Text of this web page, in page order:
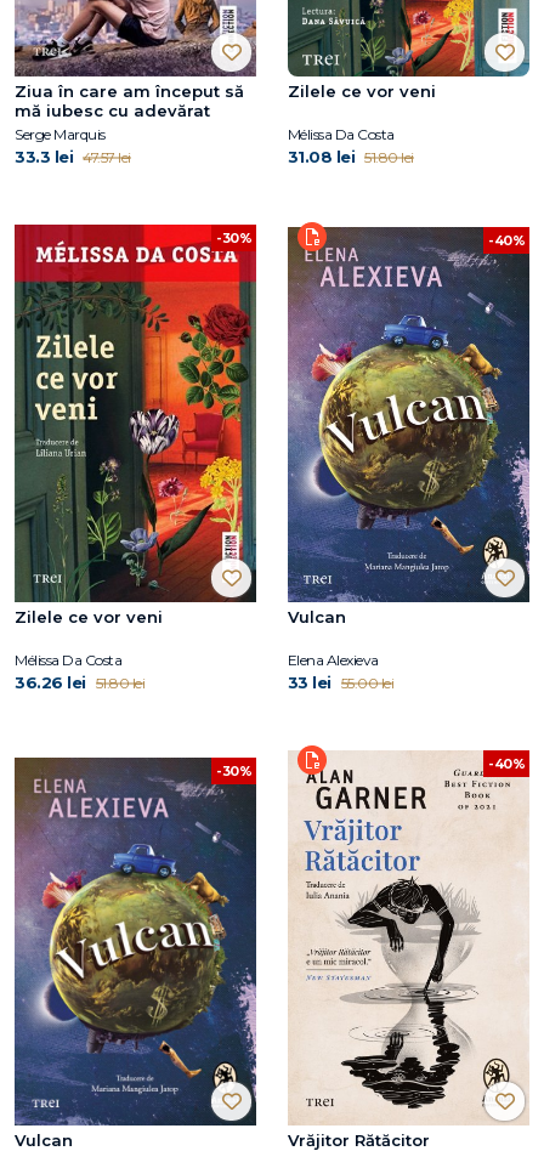
Ziua în care am început să
mă iubesc cu adevărat
Serge Marquis
33.3 lei 47.57 lei
Zilele ce vor veni
Mélissa Da Costa
31.08 lei 51.80 lei
-30%
Zilele ce vor veni
Mélissa Da Costa
36.26 lei 51.80 lei
-40%
Vulcan
Elena Alexieva
33 lei 55.00 lei
-30%
Vulcan
-40%
Vrăjitor Rătăcitor